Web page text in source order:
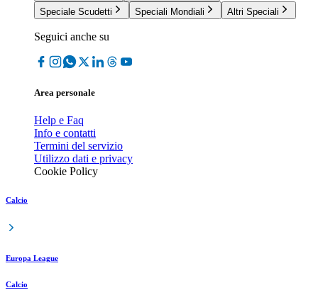
Speciale Scudetti
Speciali Mondiali Altri Speciali
Seguici anche su
Area personale
Help e Faq
Info e contatti
Termini del servizio
Utilizzo dati e privacy
Cookie Policy
Calcio
Europa League
Calcio